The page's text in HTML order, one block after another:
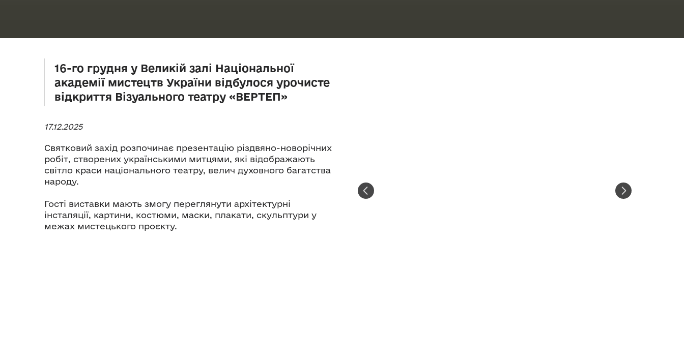
16-го грудня у Великій залі Національної
академії мистецтв України відбулося урочисте
відкриття Візуального театру «ВЕРТЕП»
17.12.2025
Святковий захід розпочинає презентацію різдвяно-новорічних
робіт, створених українськими митцями, які відображають
світло краси національного театру, велич духовного багатства
народу.
Гості виставки мають змогу переглянути архітектурні
інсталяції, картини, костюми, маски, плакати, скульптури у
межах мистецького проєкту.